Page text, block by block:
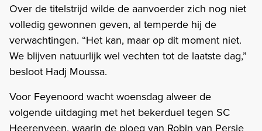
Over de titelstrijd wilde de aanvoerder zich nog niet
volledig gewonnen geven, al temperde hij de
verwachtingen. “Het kan, maar op dit moment niet.
We blijven natuurlijk wel vechten tot de laatste dag,”
besloot Hadj Moussa.
Voor Feyenoord wacht woensdag alweer de
volgende uitdaging met het bekerduel tegen SC